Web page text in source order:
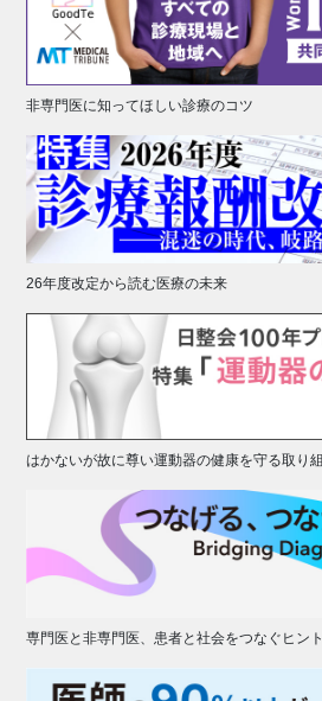
非専門医に知ってほしい診療のコツ
26年度改定から読む医療の未来
はかないが故に尊い運動器の健康を守る取り
専門医と非専門医、患者と社会をつなぐヒン